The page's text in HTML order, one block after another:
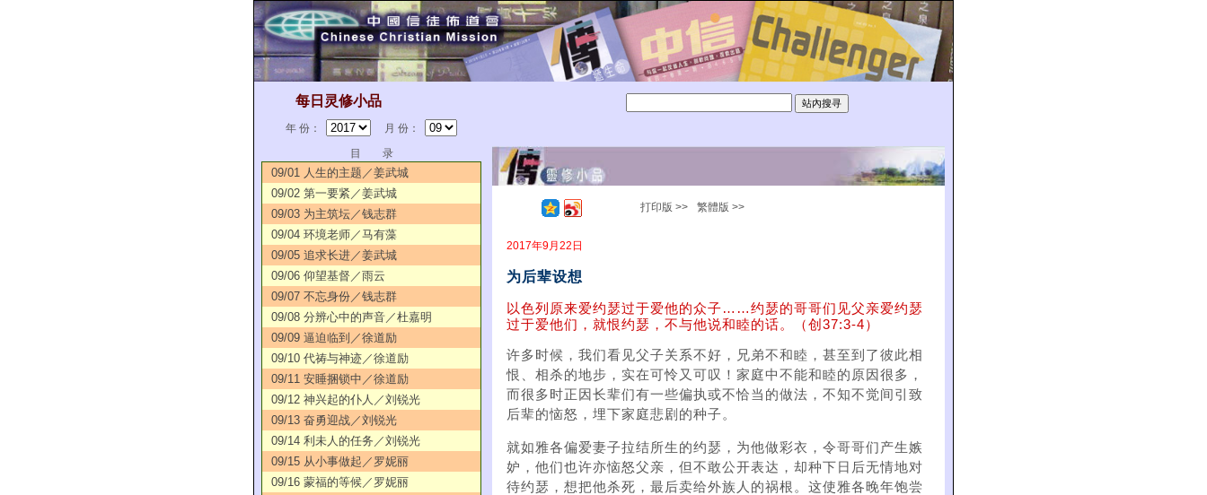
每日灵修小品
年 份：
月 份：
目 录
09/01 人生的主题／姜武城
09/02 第一要紧／姜武城
09/03 为主筑坛／钱志群
09/04 环境老师／马有藻
09/05 追求长进／姜武城
09/06 仰望基督／雨云
09/07 不忘身份／钱志群
09/08 分辨心中的声音／杜嘉明
09/09 逼迫临到／徐道励
09/10 代祷与神迹／徐道励
09/11 安睡捆锁中／徐道励
09/12 神兴起的仆人／刘锐光
09/13 奋勇迎战／刘锐光
09/14 利未人的任务／刘锐光
09/15 从小事做起／罗妮丽
09/16 蒙福的等候／罗妮丽
打印版 >> 繁體版 >>
2017年9月22日
为后辈设想
以色列原来爱约瑟过于爱他的众子……约瑟的哥哥们见父亲爱约瑟
过于爱他们，就恨约瑟，不与他说和睦的话。（创37:3-4）
许多时候，我们看见父子关系不好，兄弟不和睦，甚至到了彼此相
恨、相杀的地步，实在可怜又可叹！家庭中不能和睦的原因很多，
而很多时正因长辈们有一些偏执或不恰当的做法，不知不觉间引致
后辈的恼怒，埋下家庭悲剧的种子。
就如雅各偏爱妻子拉结所生的约瑟，为他做彩衣，令哥哥们产生嫉
妒，他们也许亦恼怒父亲，但不敢公开表达，却种下日后无情地对
待约瑟，想把他杀死，最后卖给外族人的祸根。这使雅各晚年饱尝